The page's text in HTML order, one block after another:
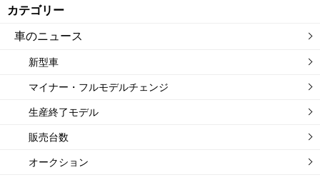
カテゴリー
車のニュース
新型車
マイナー・フルモデルチェンジ
生産終了モデル
販売台数
オークション